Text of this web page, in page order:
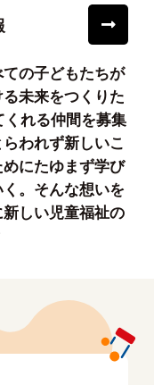
ての子どもたちが
未来をつくりた
くれる仲間を募集
われず新しいこ
にたゆまず学び
。そんな想いを
しい児童福祉の